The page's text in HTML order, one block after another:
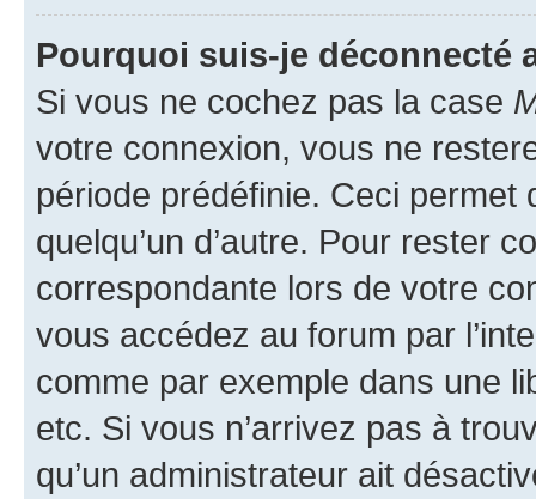
Pourquoi suis-je déconnecté
Si vous ne cochez pas la case
votre connexion, vous ne
période prédéfinie. Ceci permet
quelqu’un d’autre. Pour rester
correspondante lors de votre
vous accédez au forum par
comme par exemple dans une
etc. Si vous n’arrivez pas à
qu’un administrateur ait